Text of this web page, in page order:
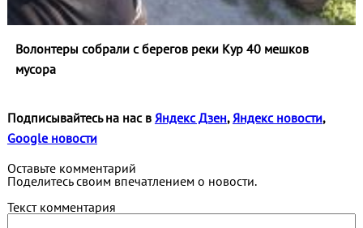
Волонтеры собрали с берегов реки Кур 40 мешков
мусора
Подписывайтесь на нас в Яндекс Дзен, Яндекс новости,
Google новости
Оставьте комментарий
Поделитесь своим впечатлением о новости.
Текст комментария